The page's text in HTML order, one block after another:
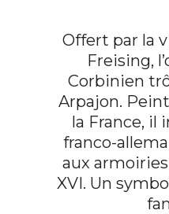
Offert par la
Freising,
Corbinien
Arpajon.
la France, il
franco-
aux
XVI. Un